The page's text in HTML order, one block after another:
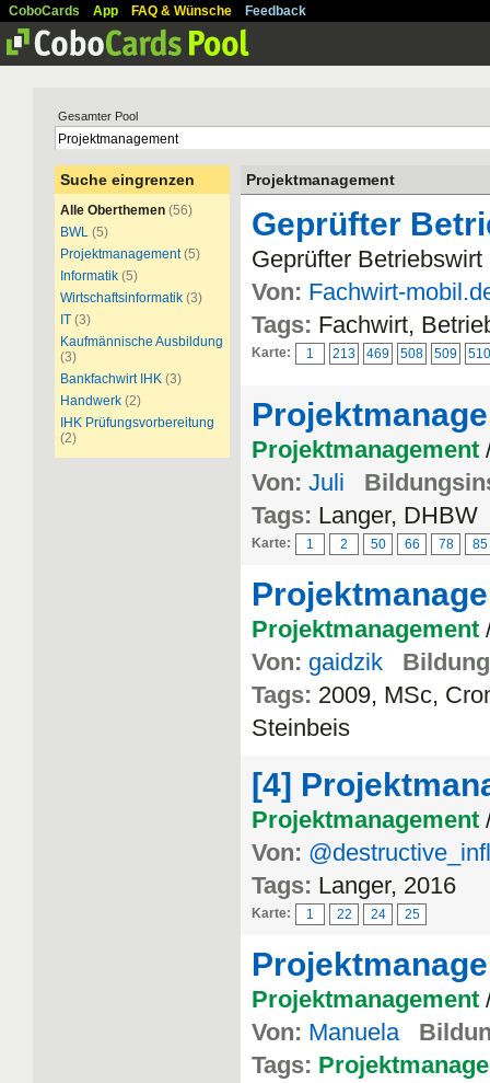
CoboCards App FAQ & Wünsche Feedback
Gesamter Pool
Suche eingrenzen
Alle Oberthemen (56)
BWL (5)
Projektmanagement (5)
Informatik (5)
Wirtschaftsinformatik (3)
IT (3)
Kaufmännische Ausbildung
(3)
Bankfachwirt IHK (3)
Handwerk (2)
IHK Prüfungsvorbereitung
(2)
Projektmanagement
Geprüfter
Geprüfter
Von: Fachwirt-
Tags: Fachwirt,
Karte: 1 213 469 508 509 510
Projektmanagement
Von: Juli
Tags: Langer, DHBW
Karte: 1 2 50 66 78 85
Projektmanagement
Von: gaidzik
Tags: 2009, MSc,
Steinbeis
[4]
Projektmanagement
Von:
Tags: Langer, 2016
Karte: 1 22 24 25
Projektmanagement
Von: Manuela
Tags: